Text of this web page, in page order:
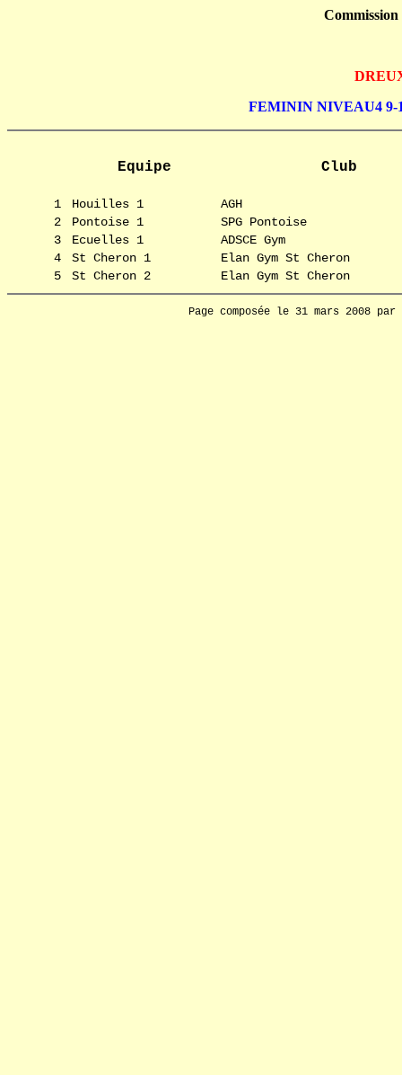
FEMININ NIVEAU4 9-
Equipe Club
1 Houilles 1
AGH
2
Pontoise 1
SPG Pontoise
3
Ecuelles 1
ADSCE Gym
4
St Cheron 1
Elan Gym St Cheron
5
St Cheron 2 Elan Gym St Cheron
Page composée le 31 mars 2008 par